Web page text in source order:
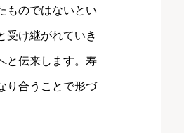
ものではないとい
受け継がれていき
と伝来します。寿
り合うことで形づ